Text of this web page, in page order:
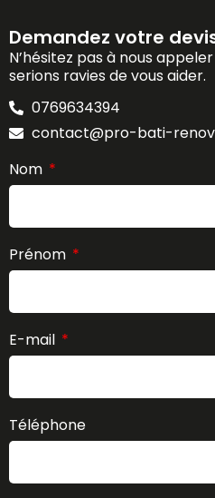
Demandez votre
N’hésitez pas à nous
serions ravies de vous aider.
0769634394
contact@pro-bati-
Nom
Prénom
E-mail
Téléphone